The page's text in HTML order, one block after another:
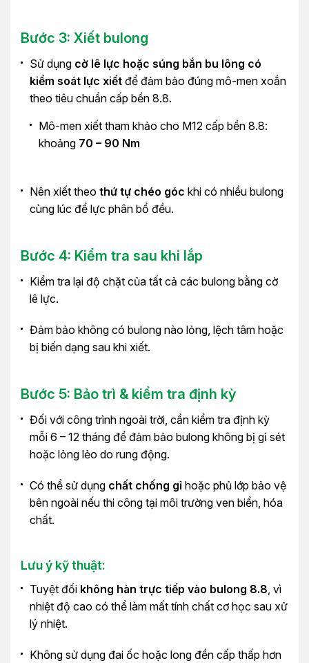
Bước 3: Xiết bulong
Sử dụng cờ lê lực hoặc súng bắn bu lông có
kiểm soát lực xiết để đảm bảo đúng mô-men xoắn
theo tiêu chuẩn cấp bền 8.8.
Mô-men xiết tham khảo cho M12 cấp bền 8.8:
khoảng 70 – 90 Nm
Nên xiết theo thứ tự chéo góc khi có nhiều bulong
cùng lúc để lực phân bổ đều.
Bước 4: Kiểm tra sau khi lắp
Kiểm tra lại độ chặt của tất cả các bulong bằng cờ
lê lực.
Đảm bảo không có bulong nào lỏng, lệch tâm hoặc
bị biến dạng sau khi xiết.
Bước 5: Bảo trì & kiểm tra định kỳ
Đối với công trình ngoài trời, cần kiểm tra định kỳ
mỗi 6 – 12 tháng để đảm bảo bulong không bị gỉ sét
hoặc lỏng lẻo do rung động.
Có thể sử dụng chất chống gỉ hoặc phủ lớp bảo vệ
bên ngoài nếu thi công tại môi trường ven biển, hóa
chất.
Lưu ý kỹ thuật:
Tuyệt đối không hàn trực tiếp vào bulong 8.8, vì
nhiệt độ cao có thể làm mất tính chất cơ học sau xử
lý nhiệt.
Không sử dụng đai ốc hoặc long đền cấp thấp hơn